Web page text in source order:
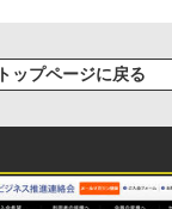
トップページに戻る